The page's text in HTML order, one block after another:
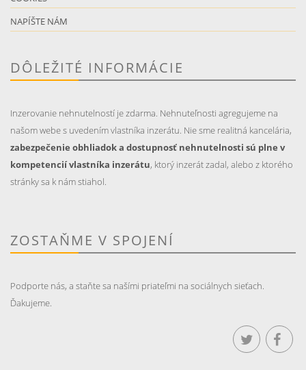
NAPÍŠTE NÁM
DÔLEŽITÉ INFORMÁCIE
Inzerovanie nehnutelností je zdarma. Nehnuteľnosti agregujeme na
našom webe s uvedením vlastníka inzerátu. Nie sme realitná kancelária,
zabezpečenie obhliadok a dostupnosť nehnutelnosti sú plne v
kompetencií vlastníka inzerátu, ktorý inzerát zadal, alebo z ktorého
stránky sa k nám stiahol.
ZOSTAŇME V SPOJENÍ
Podporte nás, a staňte sa našími priateľmi na sociálnych sieťach.
Ďakujeme.